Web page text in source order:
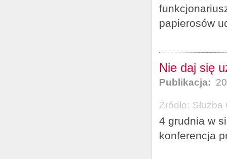
papierosów
Nie daj się
Publikacja:
Źródło: Służba
4 grudnia w
konferencja